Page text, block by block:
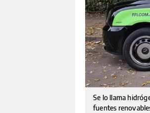
Se lo llama
fuentes